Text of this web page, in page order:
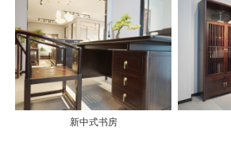
新中式书房